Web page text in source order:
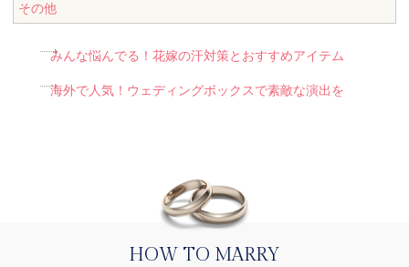
その他
みんな悩んでる！花嫁の汗対策とおすすめアイテム
海外で人気！ウェディングボックスで素敵な演出を
HOW TO MARRY